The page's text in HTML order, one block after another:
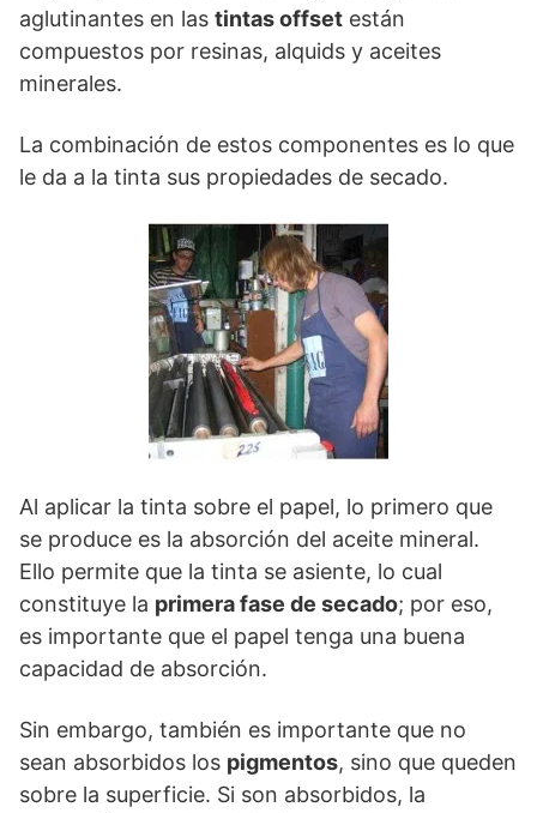
aglutinantes en las tintas offset están
compuestos por resinas, alquids y aceites
minerales.
La combinación de estos componentes es lo que
le da a la tinta sus propiedades de secado.
Al aplicar la tinta sobre el papel, lo primero que
se produce es la absorción del aceite mineral.
Ello permite que la tinta se asiente, lo cual
constituye la primera fase de secado; por eso,
es importante que el papel tenga una buena
capacidad de absorción.
Sin embargo, también es importante que no
sean absorbidos los pigmentos, sino que queden
sobre la superficie. Si son absorbidos, la